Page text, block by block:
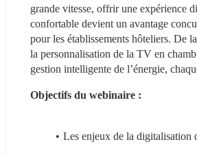
grande vitesse, offrir une expérience
confortable devient un avantage
pour les établissements hôteliers. De
la personnalisation de la TV en
gestion intelligente de l’énergie,
Objectifs du webinaire :
Les enjeux de la digitalisation